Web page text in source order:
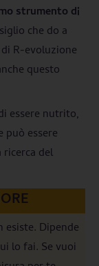
strumento di
che do a
R-evoluzione
questo
essere nutrito,
può essere
del
Dipende
lo fai. Se vuoi